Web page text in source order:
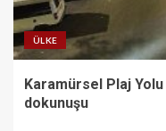
ÜLKE
Karamürsel Plaj
dokunuşu